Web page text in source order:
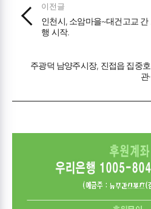
이전글
인천시, 소암마을~대건고교
행 시작.
주광덕 남양주시장, 진접읍 집중
관